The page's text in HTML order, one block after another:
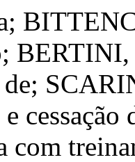
cessação
com